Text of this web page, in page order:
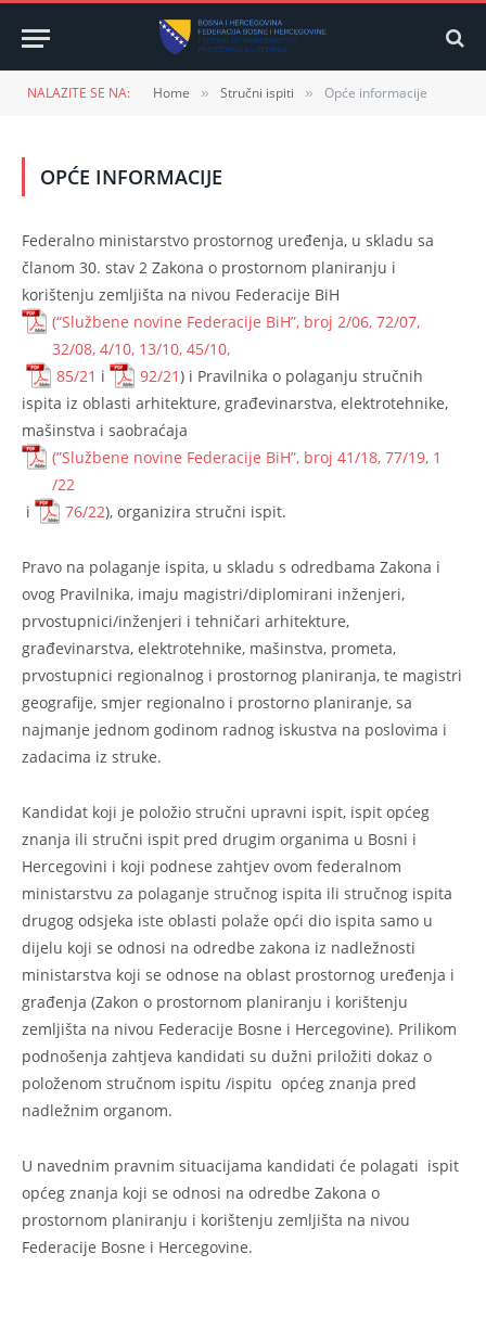
NALAZITE SE NA: Home » Stručni ispiti » Opće informacije
OPĆE INFORMACIJE
Federalno ministarstvo prostornog uređenja, u skladu sa
članom 30. stav 2 Zakona o prostornom planiranju i
korištenju zemljišta na nivou Federacije BiH
(“Službene novine Federacije BiH”, broj 2/06, 72/07,
32/08, 4/10, 13/10, 45/10,
85/21 i 92/21) i Pravilnika o polaganju stručnih
ispita iz oblasti arhitekture, građevinarstva, elektrotehnike,
mašinstva i saobraćaja
(”Službene novine Federacije BiH”, broj 41/18, 77/19, 1
/22
i
76/22), organizira stručni ispit.
Pravo na polaganje ispita, u skladu s odredbama Zakona i
ovog Pravilnika, imaju magistri/diplomirani inženjeri,
prvostupnici/inženjeri i tehničari arhitekture,
građevinarstva, elektrotehnike, mašinstva, prometa,
prvostupnici regionalnog i prostornog planiranja, te magistri
geografije, smjer regionalno i prostorno planiranje, sa
najmanje jednom godinom radnog iskustva na poslovima i
zadacima iz struke.
Kandidat koji je položio stručni upravni ispit, ispit općeg
znanja ili stručni ispit pred drugim organima u Bosni i
Hercegovini i koji podnese zahtjev ovom federalnom
ministarstvu za polaganje stručnog ispita ili stručnog ispita
drugog odsjeka iste oblasti polaže opći dio ispita samo u
dijelu koji se odnosi na odredbe zakona iz nadležnosti
ministarstva koji se odnose na oblast prostornog uređenja i
građenja (Zakon o prostornom planiranju i korištenju
zemljišta na nivou Federacije Bosne i Hercegovine). Prilikom
podnošenja zahtjeva kandidati su dužni priložiti dokaz o
položenom stručnom ispitu /ispitu općeg znanja pred
nadležnim organom.
U navednim pravnim situacijama kandidati će polagati ispit
općeg znanja koji se odnosi na odredbe Zakona o
prostornom planiranju i korištenju zemljišta na nivou
Federacije Bosne i Hercegovine.